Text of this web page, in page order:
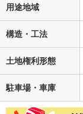
用途地域
構造・工法
土地権利形態
駐車場・車庫